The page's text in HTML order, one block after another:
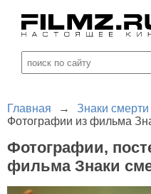
Главная → Знаки смерти
Фотографии из фильма
Фотографии,
фильма Знаки